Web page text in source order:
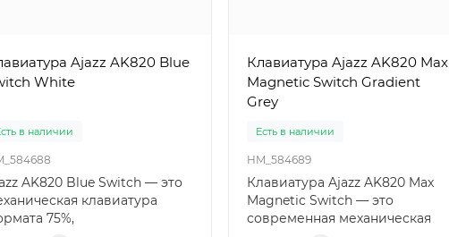
Ajazz AK820 Blue
White
в наличии
AK820 Blue Switch — это
клавиатура
75%,
Клавиатура Ajazz AK820 Max
Magnetic Switch Gradient
Grey
Есть в наличии
HM_584689
Клавиатура Ajazz AK820 Max
Magnetic Switch — это
современная механическая